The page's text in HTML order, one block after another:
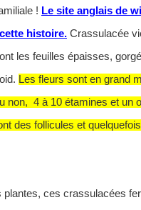
! Le site anglais de
histoire. Crassulacée
les feuilles épaisses,
Les fleurs sont en grand
non, 4 à 10 étamines et un
des follicules et
plantes, ces crassulacées